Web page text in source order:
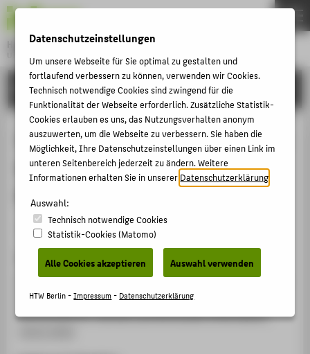
Hochschule für Technik und Wirtschaft Berlin
University of Applied Sciences
Menu
FORSCHUNG
Ingenieurinformatik: Überblick zum
Studium und verschiedenen
Projekten
Veranstaltungsbeitrag › Vortrag › 2016
Veranstaltung
Informationsveranstaltung für Studieninteressierte aus
Oberstufenzentren
Hochschule für Technik und Wirtschaft (HTW) Berlin,
THEMEN
HOCHSCHULE
CAMPUS
STUDIUM
LEHRE
KARRIERE
INTERNATIONAL
INFORMATIONEN FÜR
STUDIENINTERESSIERTE
Datenschutzeinstellungen
Um unsere Webseite für Sie optimal zu gestalten und
fortlaufend verbessern zu können, verwenden wir Cookies.
Technisch notwendige Cookies sind zwingend für die
Funktionalität der Webseite erforderlich. Zusätzliche Statistik-
Cookies erlauben es uns, das Nutzungsverhalten anonym
auszuwerten, um die Webseite zu verbessern. Sie haben die
Möglichkeit, Ihre Datenschutzeinstellungen über einen Link im
unteren Seitenbereich jederzeit zu ändern. Weitere
Informationen erhalten Sie in unsererDatenschutzerklärung
Auswahl:
Technisch notwendige Cookies
Statistik-Cookies (Matomo)
Alle Cookies akzeptieren Auswahl verwenden
HTW Berlin -Impressum- Datenschutzerklärung